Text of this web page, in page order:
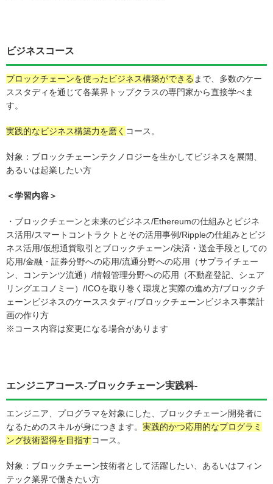
ビジネスコース
ブロックチェーンを使ったビジネス構築ができる まで、多数のケー
ススタディを通じて各業界トップクラスの専門家から直接学べま
す。
実践的なビジネス構築力を磨く コース。
対象：ブロックチェーンテクノロジーを生かしてビジネスを展開、
あるいは起業したい方
＜学習内容＞
・ブロックチェーンと未来のビジネス/Ethereumの仕組みとビジネ
ス活用/スマートコントラクトとその活用事例/Rippleの仕組みとビジ
ネス活用/仮想通貨取引とブロックチェーン/決済・送金手段としての
応用/金融・証券分野への応用/流通分野への応用（サプライチェー
ン、コンテンツ流通）/情報管理分野への応用（不動産登記、シェア
リングエコノミー）/ICOを取り巻く環境と実際の進め方/ブロックチ
ェーンビジネスのケーススタディ/ブロックチェーンビジネス事業計
画の作り方
※コース内容は変更になる場合があります
エンジニアコース-ブロックチェーン実践科-
エンジニア、プログラマを対象にした、ブロックチェーン開発者に
なるためのスキルが身につきます。 実践的かつ応用的なプログラミ
ング技術習得を目指すコース。
対象：ブロックチェーン技術者として活躍したい、あるいはフィン
テック業界で働きたい方